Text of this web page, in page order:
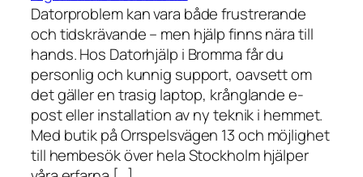
Datorproblem kan vara både frustrerande
och tidskrävande – men hjälp finns nära till
hands. Hos Datorhjälp i Bromma får du
personlig och kunnig support, oavsett om
det gäller en trasig laptop, krånglande e-
post eller installation av ny teknik i hemmet.
Med butik på Orrspelsvägen 13 och möjlighet
till hembesök över hela Stockholm hjälper